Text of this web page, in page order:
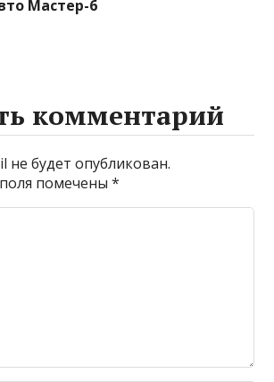
Мастер-6
комментарий
не будет опубликован.
помечены*